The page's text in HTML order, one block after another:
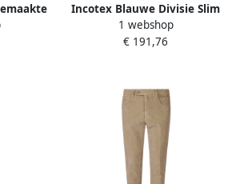
Heren
Incotex Blauwe Divisie Slim
Fit Jeans Blue Heren
1 webshop
€ 191,76